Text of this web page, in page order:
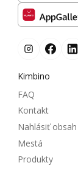
Kimbino
FAQ
Kontakt
Nahlásiť obsah
Mestá
Produkty